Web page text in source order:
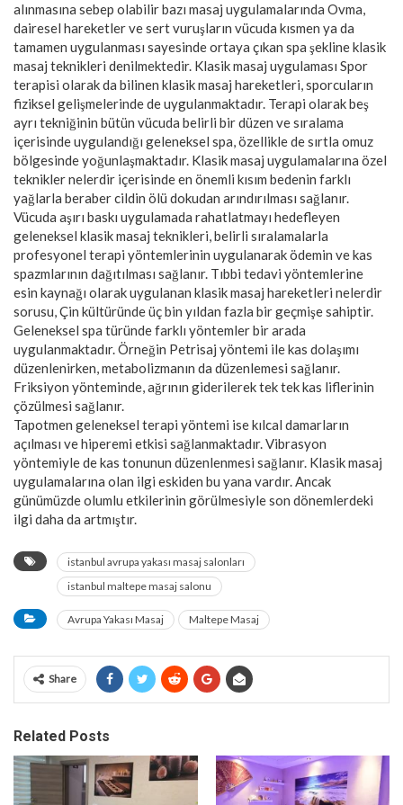
alınmasına sebep olabilir bazı masaj uygulamalarında Ovma,
dairesel hareketler ve sert vuruşların vücuda kısmen ya da
tamamen uygulanması sayesinde ortaya çıkan spa şekline klasik
masaj teknikleri denilmektedir. Klasik masaj uygulaması Spor
terapisi olarak da bilinen klasik masaj hareketleri, sporcuların
fiziksel gelişmelerinde de uygulanmaktadır. Terapi olarak beş
ayrı tekniğinin bütün vücuda belirli bir düzen ve sıralama
içerisinde uygulandığı geleneksel spa, özellikle de sırtla omuz
bölgesinde yoğunlaşmaktadır. Klasik masaj uygulamalarına özel
teknikler nelerdir içerisinde en önemli kısım bedenin farklı
yağlarla beraber cildin ölü dokudan arındırılması sağlanır.
Vücuda aşırı baskı uygulamada rahatlatmayı hedefleyen
geleneksel klasik masaj teknikleri, belirli sıralamalarla
profesyonel terapi yöntemlerinin uygulanarak ödemin ve kas
spazmlarının dağıtılması sağlanır. Tıbbi tedavi yöntemlerine
esin kaynağı olarak uygulanan klasik masaj hareketleri nelerdir
sorusu, Çin kültüründe üç bin yıldan fazla bir geçmişe sahiptir.
Geleneksel spa türünde farklı yöntemler bir arada
uygulanmaktadır. Örneğin Petrisaj yöntemi ile kas dolaşımı
düzenlenirken, metabolizmanın da düzenlemesi sağlanır.
Friksiyon yönteminde, ağrının giderilerek tek tek kas liflerinin
çözülmesi sağlanır.
Tapotmen geleneksel terapi yöntemi ise kılcal damarların
açılması ve hiperemi etkisi sağlanmaktadır. Vibrasyon
yöntemiyle de kas tonunun düzenlenmesi sağlanır. Klasik masaj
uygulamalarına olan ilgi eskiden bu yana vardır. Ancak
günümüzde olumlu etkilerinin görülmesiyle son dönemlerdeki
ilgi daha da artmıştır.
istanbul avrupa yakası masaj salonları
istanbul maltepe masaj salonu
Avrupa Yakası Masaj Maltepe Masaj
Share
Related Posts